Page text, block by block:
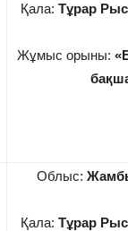
Қала: Тұрар
Жұмыс орыны:
Облыс:
Қала: Тұрар